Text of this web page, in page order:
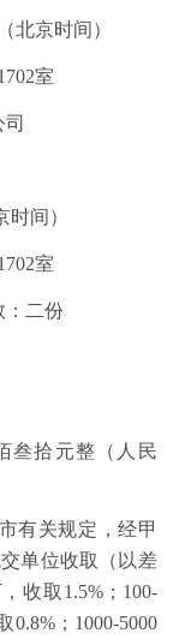
北京时间）
室
时间）
室
：二份
叁拾元整（人民
有关规定，经甲
单位收取（以差
收取1.5%；100-
0.8%；1000-5000